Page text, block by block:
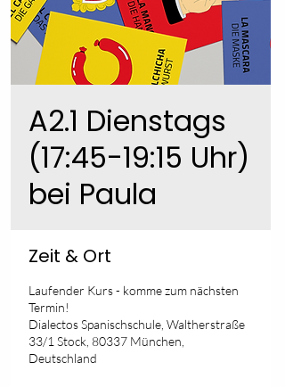
A2.1 Dienstags
(17:45-19:15 Uhr)
bei Paula
Zeit & Ort
Laufender Kurs - komme zum nächsten
Termin!
Dialectos Spanischschule, Waltherstraße
33/1 Stock, 80337 München,
Deutschland